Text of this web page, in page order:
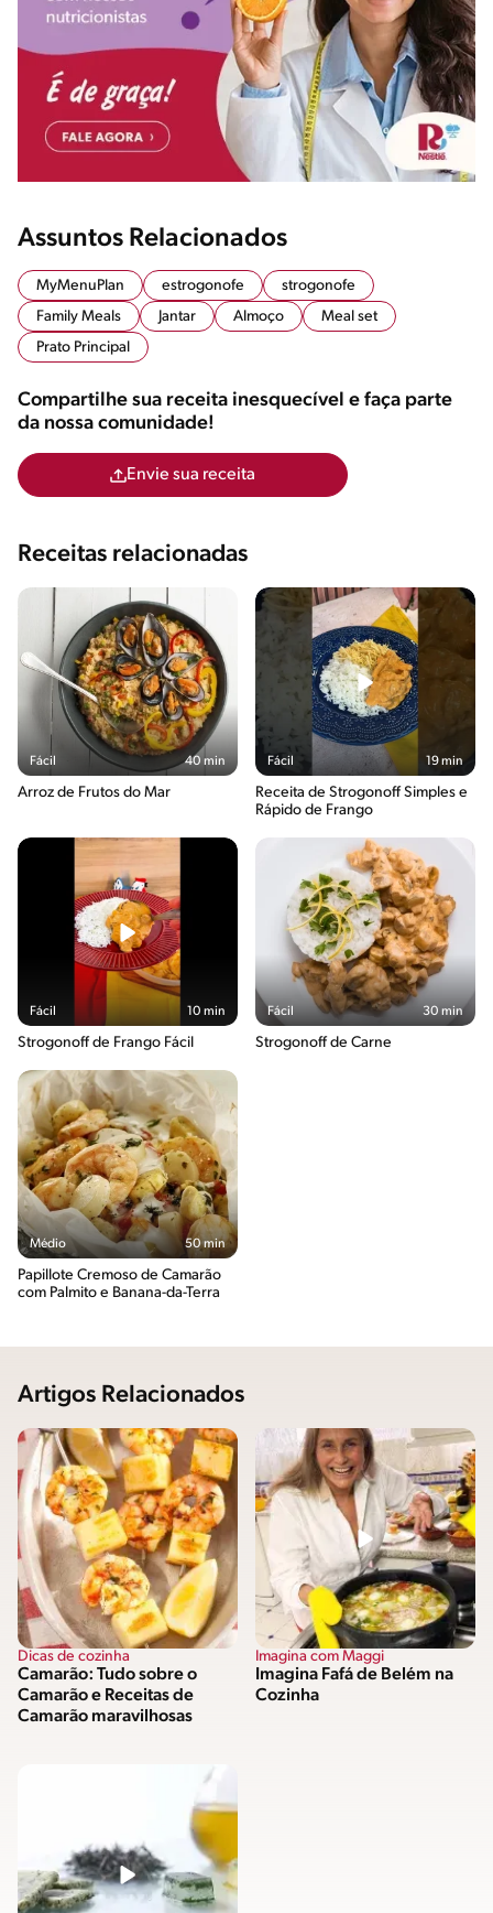
Assuntos Relacionados
MyMenuPlan estrogonofe
strogonofe
Family Meals
Jantar Almoço
Meal set
Prato Principal
Compartilhe sua receita inesquecível e faça parte
da nossa comunidade!
Envie sua receita
Receitas relacionadas
Fácil 40 min
Arroz de Frutos do Mar
Fácil 19 min
Receita de Strogonoff Simples e
Rápido de Frango
Fácil 10 min
Strogonoff de Frango Fácil
Fácil 30 min
Strogonoff de Carne
Médio 50 min
Papillote Cremoso de Camarão
com Palmito e Banana-da-Terra
Artigos Relacionados
Dicas de cozinha
Camarão: Tudo sobre o
Camarão e Receitas de
Camarão maravilhosas
Imagina com Maggi
Imagina Fafá de Belém na
Cozinha